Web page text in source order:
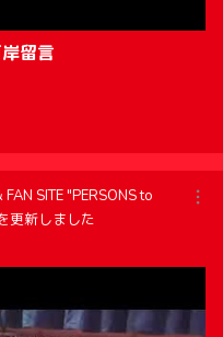
留言
SITE "PERSONS to
更新しました